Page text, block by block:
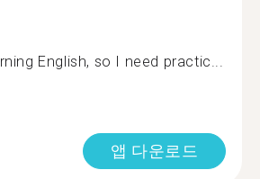
English, so I need practic...
앱 다운로드